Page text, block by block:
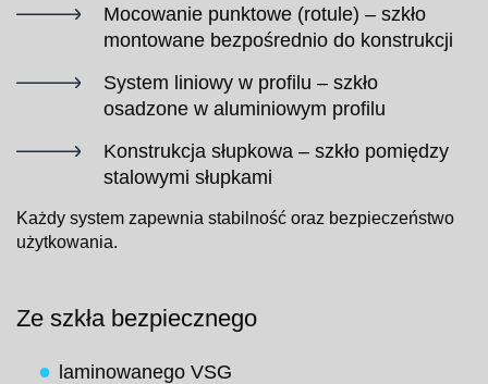
Mocowanie punktowe (rotule) – szkło
montowane bezpośrednio do konstrukcji
System liniowy w profilu – szkło
osadzone w aluminiowym profilu
Konstrukcja słupkowa – szkło pomiędzy
stalowymi słupkami
Każdy system zapewnia stabilność oraz bezpieczeństwo
użytkowania.
Ze szkła bezpiecznego
laminowanego VSG